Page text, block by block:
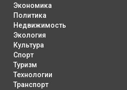
Экономика
Политика
Недвижимость
Экология
Культура
Спорт
Туризм
Технологии
Транспорт